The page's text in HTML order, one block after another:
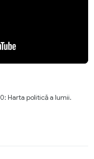
Harta politică a lumii.